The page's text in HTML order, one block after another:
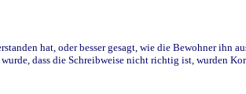
hat, oder besser gesagt, wie die Bewohner ihn
dass die Schreibweise nicht richtig ist, wurden